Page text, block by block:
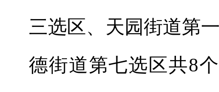
三选区、天园街道第
德街道第七选区共8